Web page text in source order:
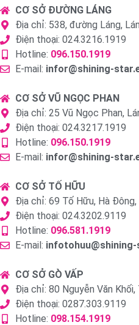
CƠ SỞ ĐƯỜNG LÁNG
Địa chỉ: 538, đường Láng,
Điện thoại: 024.3216.1919
Hotline: 096.150.1919
E-mail: infor@shining-
CƠ SỞ VŨ NGỌC PHAN
Địa chỉ: 25 Vũ Ngọc Phan,
Điện thoại: 024.3217.1919
Hotline: 096.150.1919
E-mail: infor@shining-
CƠ SỞ TỐ HỮU
Địa chỉ: 69 Tố Hữu, Hà Đông,
Điện thoại: 024.3202.9119
Hotline: 096.581.1919
E-mail: infotohuu@shining-
CƠ SỞ GÒ VẤP
Địa chỉ: 80 Nguyễn Văn
Điện thoại: 0287.303.9119
Hotline: 098.154.1919